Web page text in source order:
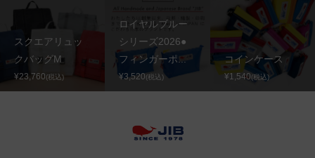
スクエアリュッ
クバッグM
¥23,760(税込)
ロイヤルブルー
シリーズ2026●
フィンガーポ...
¥3,520(税込)
コインケース
¥1,540(税込)